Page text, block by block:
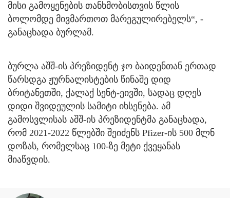
მისი გამოყენების თანხმობისთვის წლის
ბოლომდე მივმართოთ მარეგულირებელს“, -
განაცხადა ბურლამ.
ბურლა აშშ-ის პრეზიდენტ ჯო ბაიდენთან ერთად
წარსდგა ჟურნალისტების წინაშე დიდ
ბრიტანეთში, ქალაქ სენტ-ეივში, სადაც დღეს
დიდი შვიდეულის სამიტი იხსენება. ამ
გამოსვლისას აშშ-ის პრეზიდენტმა განაცხადა,
რომ 2021-2022 წლებში შეიძენს Pfizer-ის 500 მლნ
დოზას, რომელსაც 100-ზე მეტი ქვეყანას
მიაწვდის.